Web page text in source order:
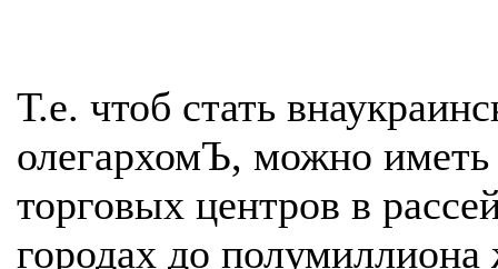
Т.е. чтоб стать
олегархомЪ, можно иметь
торговых центров в
городах до полумиллиона